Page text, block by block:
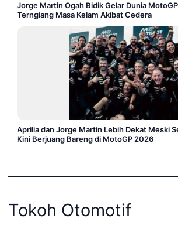
Jorge Martin Ogah Bidik Gelar Dunia
Terngiang Masa Kelam Akibat Cedera
Aprilia dan Jorge Martin Lebih Dekat Meski
Kini Berjuang Bareng di MotoGP 2026
Tokoh Otomotif